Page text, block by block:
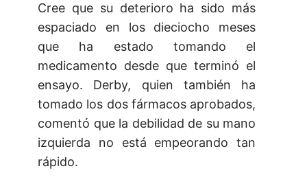
Cree que su deterioro ha sido más
espaciado en los dieciocho meses
que ha estado tomando el
medicamento desde que terminó el
ensayo. Derby, quien también ha
tomado los dos fármacos aprobados,
comentó que la debilidad de su mano
izquierda no está empeorando tan
rápido.